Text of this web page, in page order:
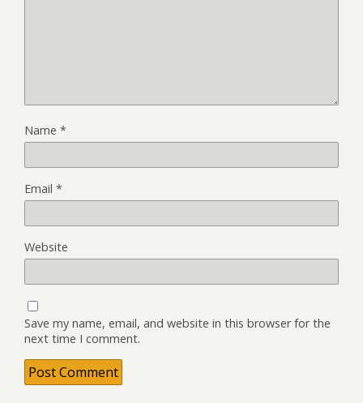
Name *
Email *
Website
Save my name, email, and website in this browser for the
next time I comment.